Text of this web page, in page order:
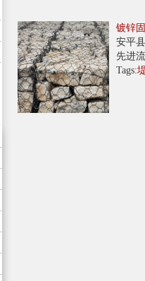
镀锌
安平
先进
Tags: